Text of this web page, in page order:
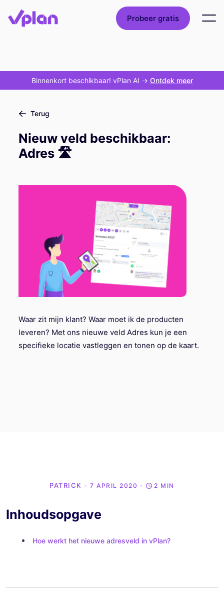
Probeer gratis
Binnenkort beschikbaar! vPlan AI -> Ontdek meer
Terug
Nieuw veld beschikbaar:
Adres 🛣
Waar zit mijn klant? Waar moet ik de producten
leveren? Met ons nieuwe veld Adres kun je een
specifieke locatie vastleggen en tonen op de kaart.
PATRICK - 7 APRIL 2020 - 2 MIN
Inhoudsopgave
Hoe werkt het nieuwe adresveld in vPlan?